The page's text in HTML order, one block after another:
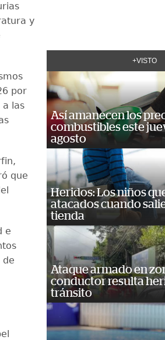
y
por
a las
que
e
de
+VISTO
Así amanecen los
combustibles este
agosto
Heridos: Los niños
atacados cuando
tienda
Ataque armado en
conductor resulta
tránsito